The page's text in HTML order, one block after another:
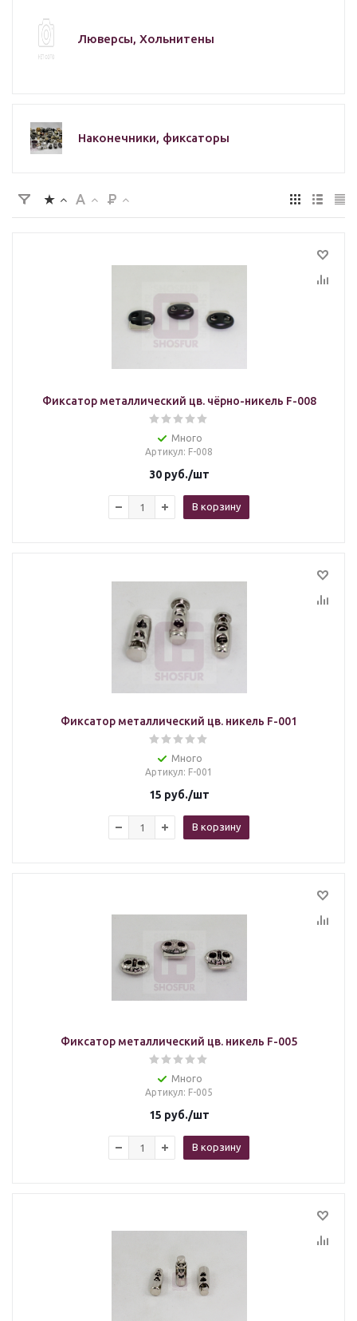
Люверсы, Хольнитены
Наконечники, фиксаторы
Фиксатор металлический цв. чёрно-никель F-008
Много
Артикул: F-008
30руб./шт
В корзину
Фиксатор металлический цв. никель F-001
Много
Артикул: F-001
15 руб./шт
В корзину
Фиксатор металлический цв. никель F-005
Много
Артикул: F-005
15 руб./шт
В корзину